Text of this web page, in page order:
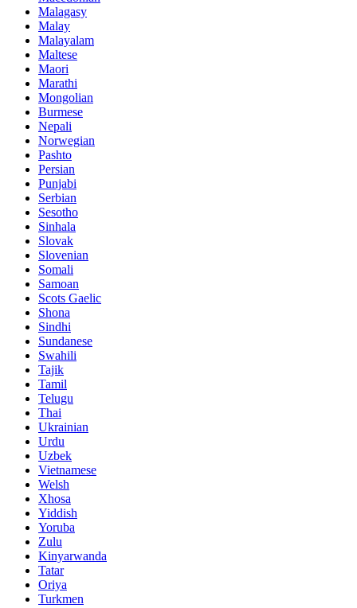
Malagasy
Malay
Malayalam
Maltese
Maori
Marathi
Mongolian
Burmese
Nepali
Norwegian
Pashto
Persian
Punjabi
Serbian
Sesotho
Sinhala
Slovak
Slovenian
Somali
Samoan
Scots Gaelic
Shona
Sindhi
Sundanese
Swahili
Tajik
Tamil
Telugu
Thai
Ukrainian
Urdu
Uzbek
Vietnamese
Welsh
Xhosa
Yiddish
Yoruba
Zulu
Kinyarwanda
Tatar
Oriya
Turkmen